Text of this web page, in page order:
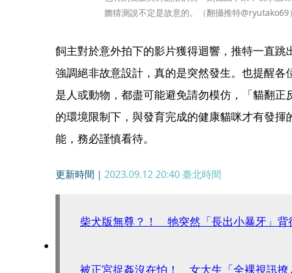
膽猜測說不定是故意的。（翻攝推特@ryutako69）
飼主對於意外拍下的影片獲得迴響，推特一直跳
強調絕非故意設計，真的是突然發生。也提醒各
是人或動物，都盡可能避免請勿模仿，「貓翻
的環境限制下，與發育完成的健康貓咪才有發
能，務必謹慎看待。
更新時間｜ 2023.09.12 20:40臺北時間
柴犬版無尊？！ 牠突然「長出小暴牙」背
被正宮捉姦沒在怕！ 女大生「全裸視訊撩